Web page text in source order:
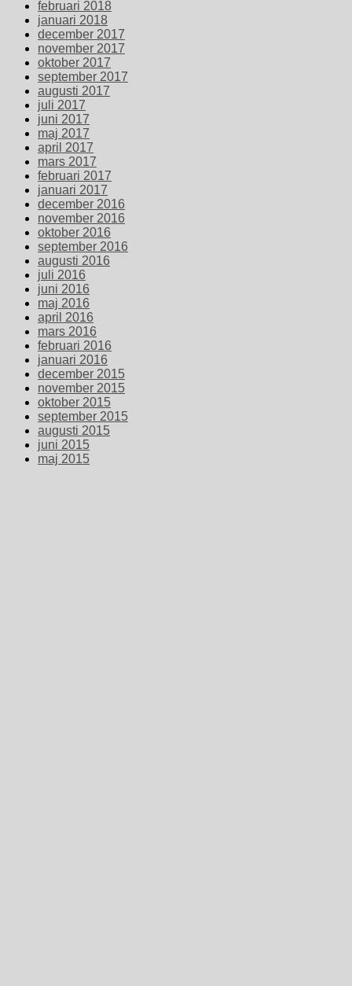
februari 2018
januari 2018
december 2017
november 2017
oktober 2017
september 2017
augusti 2017
juli 2017
juni 2017
maj 2017
april 2017
mars 2017
februari 2017
januari 2017
december 2016
november 2016
oktober 2016
september 2016
augusti 2016
juli 2016
juni 2016
maj 2016
april 2016
mars 2016
februari 2016
januari 2016
december 2015
november 2015
oktober 2015
september 2015
augusti 2015
juni 2015
maj 2015